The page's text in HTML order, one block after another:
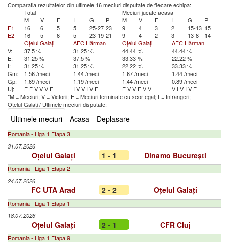
Comparatia rezultatelor din ultimele 16 meciuri disputate de fiecare echipa:
Total
Meciuri jucate acasa
M
V E I G P M V E I G
P
E1
16 6 5 5 25-27 23 9 4 3 2 15-13 15
E2
16 5 6 5 23-19 21 9 4 2 3 13-8
14
Oțelul Galați
AFC Hărman Oțelul Galați
AFC Hărman
V:
37.5 % 31.25 % 44.44 %
44.44 %
E:
31.25 % 37.5 % 33.33 %
22.22 %
I:
31.25 % 31.25 % 22.22 %
33.33 %
Gm:
1.56 /meci 1.44 /meci 1.67 /meci
1.44 /meci
Gp:
1.69 /meci 1.19 /meci 1.44 /meci
0.89 /meci
Uj:
E EVVV E I VV I V E EVV EVV V I V I V E
*M = Meciuri; V = Victorii; E = Meciuri terminate cu scor egal; I = Infrangeri;
Oțelul Galați/ Ultimele meciuri disputate:
Ultimele meciuri Acasa Deplasare
Romania - Liga 1 Etapa 3
31.07.2026
Oțelul Galați 1 - 1 Dinamo București
Romania - Liga 1 Etapa 2
24.07.2026
FC UTA Arad 2 - 2 Oțelul Galați
Romania - Liga 1 Etapa 1
18.07.2026
Oțelul Galați 2 - 1 CFR Cluj
Romania - Liga 1 Etapa 9